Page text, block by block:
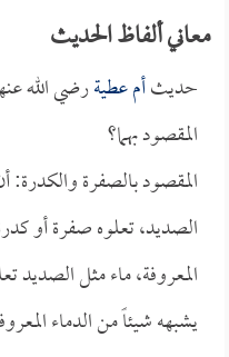
معاني ألفاظ الحديث
حديثأم عطيةرضي الله
المقصود بهما؟
المقصود بالصفرة والكدرة:
الصديد، تعلوه صفرة أو
المعروفة، ماء مثل الصديد
يشبهه شيئاً من الدماء